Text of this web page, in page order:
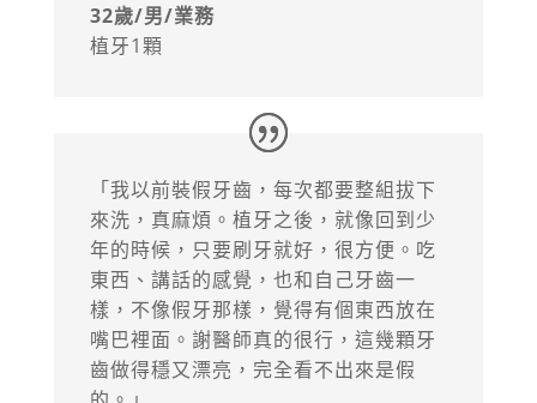
32歲/男/業務
植牙1顆
「我以前裝假牙齒，每次都要整組拔下
來洗，真麻煩。植牙之後，就像回到少
年的時候，只要刷牙就好，很方便。吃
東西、講話的感覺，也和自己牙齒一
樣，不像假牙那樣，覺得有個東西放在
嘴巴裡面。謝醫師真的很行，這幾顆牙
齒做得穩又漂亮，完全看不出來是假